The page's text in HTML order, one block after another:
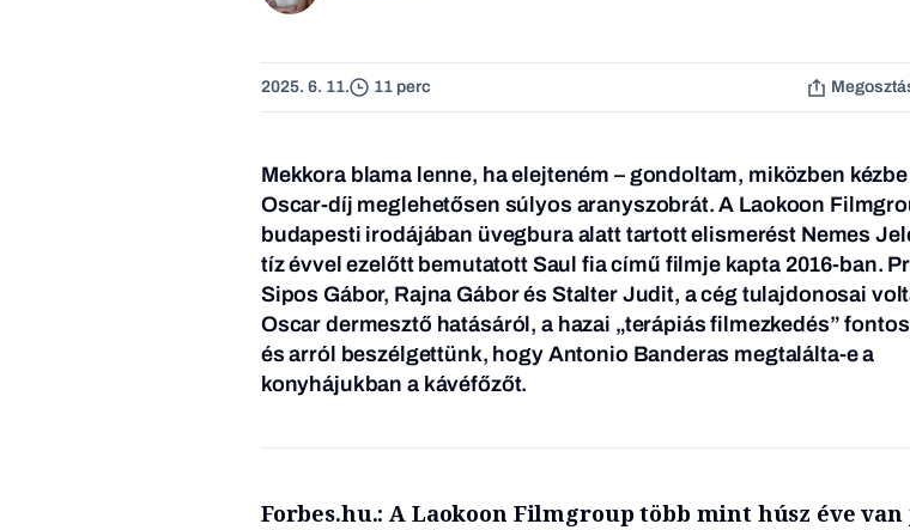
2025. 6. 11. 11 perc
Mekkora blama lenne, ha elejteném – gondoltam, miközben
Oscar-díj meglehetősen súlyos aranyszobrát. A Laokoon
budapesti irodájában üvegbura alatt tartott elismerést Nemes
tíz évvel ezelőtt bemutatott Saul fiacímű filmje kapta 2016-ban.
Sipos Gábor, Rajna Gábor és Stalter Judit, a cég tulajdonosai
Oscar dermesztő hatásáról, a hazai „terápiás filmezkedés”
és arról beszélgettünk, hogy Antonio Banderas megtalálta-e a
konyhájukban a kávéfőzőt.
Forbes.hu.: A Laokoon Filmgroup több mint húsz éve van